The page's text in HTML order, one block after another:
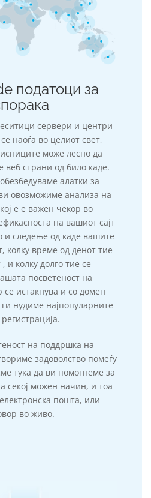
податоци за
сервери и центри
наоѓа во целиот свет,
може лесно да
веб страни од било каде.
алатки за
овозможиме анализа на
е е важен чекор во
на вашиот сајт
и следење од каде вашите
колку време од денот тие
и колку долго тие се
посветеност на
се истакнува и со домен
ги нудиме најпопуларните
регистрација.
на поддршка на
задоволство помеѓу
тука да ви помогнеме за
секој можен начин, и тоа
пошта, или
во живо.